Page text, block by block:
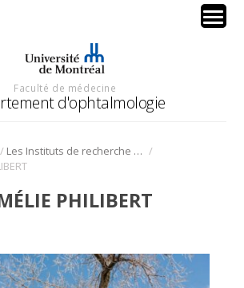
Faculté de médecine
d'ophtalmologie
/ Les Instituts de recherche en santé du Canada financent 3 projets de recherche au Département /
PHILIBERT